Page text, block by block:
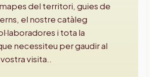
del territori, guies de
el nostre catàleg
i tota la
necessiteu per gaudir al
visita..